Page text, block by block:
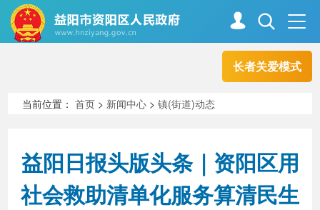
长者关爱模式
走进资阳
新闻中心 解读回应
当前位置：首页 > 新闻中心 >镇(街道)动态
益阳日报头版头条｜资阳区用
社会救助清单化服务算清民生